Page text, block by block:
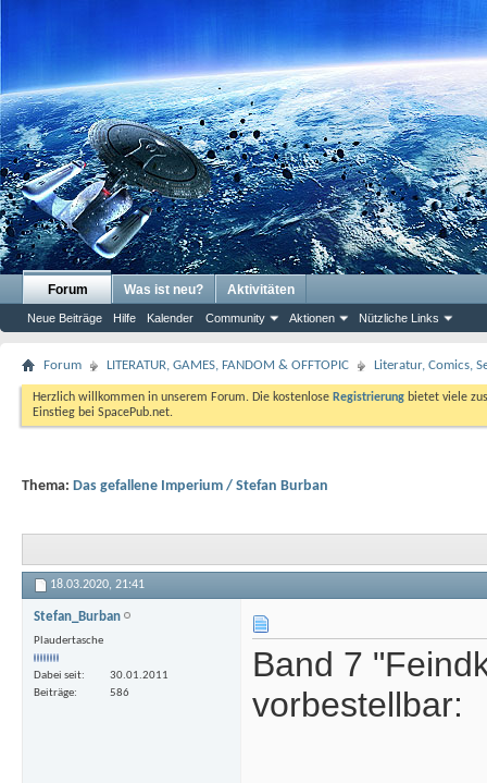
Forum
Neue Beiträge Hilfe Kalender Community Aktionen Nützliche Links
Was ist neu? Aktivitäten
Forum LITERATUR, GAMES, FANDOM & OFFTOPIC Literatur, Comics,
Herzlich willkommen in unserem Forum. Die kostenlose Registrierung bietet viele
Einstieg bei SpacePub.net.
Thema: Das gefallene Imperium / Stefan Burban
18.03.2020, 21:41
Stefan_Burban
Plaudertasche
Dabei seit
30.01.2011
Beiträge
586
Band 7
vorbestellbar: